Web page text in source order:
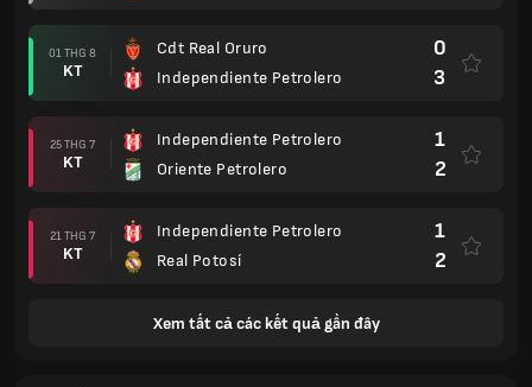
01 THG 8
KT
Cdt Real Oruro
Independiente Petrolero
0
3
25 THG 7
KT
Independiente Petrolero
Oriente Petrolero
1
2
21 THG 7
KT
Independiente Petrolero
Real Potosí
1
2
Xem tất cả các kết quả gần đây